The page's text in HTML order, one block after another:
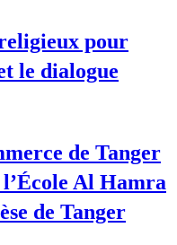
pour
le dialogue
de Tanger
Al Hamra
de Tanger